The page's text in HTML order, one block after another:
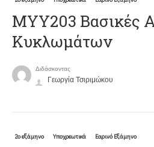
ΜΥΥ203 Βασικές
Κυκλωμάτων
Διδάσκοντας
Γεωργία Τσιριμώκου
2ο εξάμηνο Υποχρεωτικά Εαρινό Εξάμηνο